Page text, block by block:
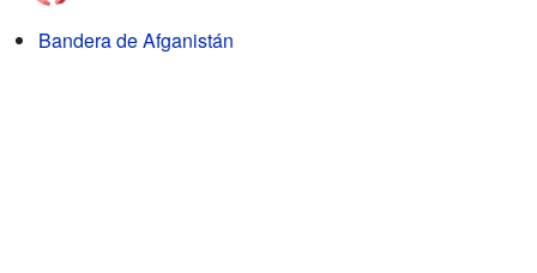
Bandera de Afganistán